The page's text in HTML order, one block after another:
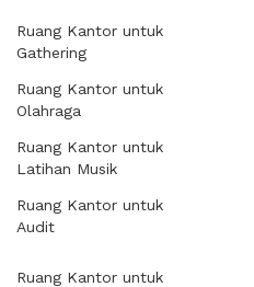
Ruang Kantor untuk
Gathering
Ruang Kantor untuk
Olahraga
Ruang Kantor untuk
Latihan Musik
Ruang Kantor untuk
Audit
Ruang Kantor untuk